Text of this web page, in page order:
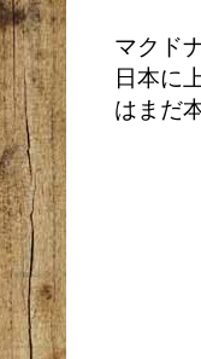
マクド
日本に
はまだ